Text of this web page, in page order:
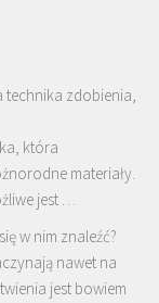
technika zdobienia,
która
materiały.
jest …
w nim znaleźć?
nawet na
jest bowiem